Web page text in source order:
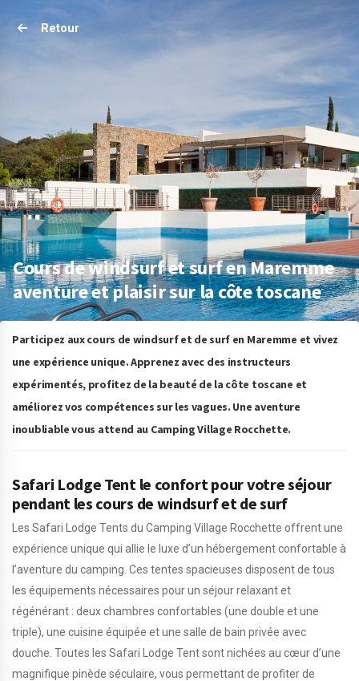
Retour
Cours de windsurf et surf en Maremme
aventure et plaisir sur la côte toscane
Participez aux cours de windsurf et de surf en Maremme et vivez
une expérience unique. Apprenez avec des instructeurs
expérimentés, profitez de la beauté de la côte toscane et
améliorez vos compétences sur les vagues. Une aventure
inoubliable vous attend au Camping Village Rocchette.
Safari Lodge Tent le confort pour votre séjour
pendant les cours de windsurf et de surf
Les Safari Lodge Tents du Camping Village Rocchette offrent une
expérience unique qui allie le luxe d’un hébergement confortable à
l’aventure du camping. Ces tentes spacieuses disposent de tous
les équipements nécessaires pour un séjour relaxant et
régénérant : deux chambres confortables (une double et une
triple), une cuisine équipée et une salle de bain privée avec
douche. Toutes les Safari Lodge Tent sont nichées au cœur d’une
magnifique pinède séculaire, vous permettant de profiter de